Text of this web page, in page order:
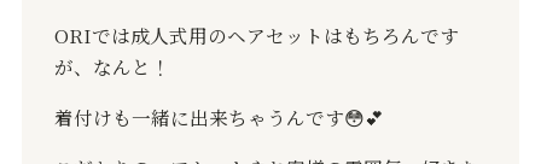
ORIでは成人式用のヘアセットはもちろんです
が、なんと！
着付けも一緒に出来ちゃうんです😳💕